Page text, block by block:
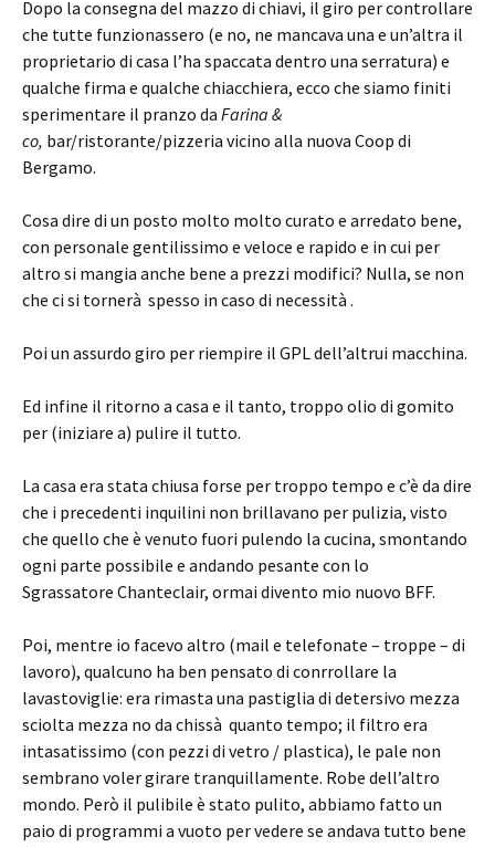
Dopo la consegna del mazzo di chiavi, il giro per controllare
che tutte funzionassero (e no, ne mancava una e un’altra il
proprietario di casa l’ha spaccata dentro una serratura) e
qualche firma e qualche chiacchiera, ecco che siamo finiti
sperimentare il pranzo da Farina &
co, bar/ristorante/pizzeria vicino alla nuova Coop di
Bergamo.
Cosa dire di un posto molto molto curato e arredato bene,
con personale gentilissimo e veloce e rapido e in cui per
altro si mangia anche bene a prezzi modifici? Nulla, se non
che ci si tornerà spesso in caso di necessità .
Poi un assurdo giro per riempire il GPL dell’altrui macchina.
Ed infine il ritorno a casa e il tanto, troppo olio di gomito
per (iniziare a) pulire il tutto.
La casa era stata chiusa forse per troppo tempo e c’è da dire
che i precedenti inquilini non brillavano per pulizia, visto
che quello che è venuto fuori pulendo la cucina, smontando
ogni parte possibile e andando pesante con lo
Sgrassatore Chanteclair, ormai divento mio nuovo BFF.
Poi, mentre io facevo altro (mail e telefonate – troppe – di
lavoro), qualcuno ha ben pensato di conrrollare la
lavastoviglie: era rimasta una pastiglia di detersivo mezza
sciolta mezza no da chissà quanto tempo; il filtro era
intasatissimo (con pezzi di vetro / plastica), le pale non
sembrano voler girare tranquillamente. Robe dell’altro
mondo. Però il pulibile è stato pulito, abbiamo fatto un
paio di programmi a vuoto per vedere se andava tutto bene